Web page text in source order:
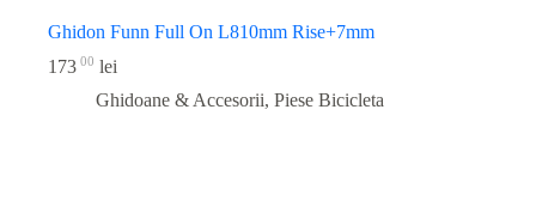
Ghidon Funn Full On L810mm Rise+7mm
173 00 lei
Ghidoane & Accesorii, Piese Bicicleta